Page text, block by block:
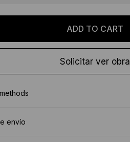
Solicitar ver obra
envío